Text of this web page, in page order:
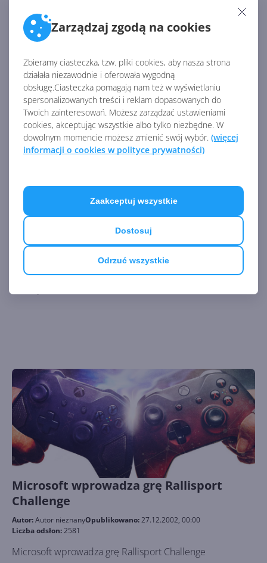
Zarządzaj zgodą na cookies
Zbieramy ciasteczka, tzw. pliki cookies, aby nasza strona
działała niezawodnie i oferowała wygodną
obsługę.Ciasteczka pomagają nam też w wyświetlaniu
spersonalizowanych treści i reklam dopasowanych do
Twoich zainteresowań. Możesz zarządzać ustawieniami
cookies, akceptując wszystkie albo tylko niezbędne. W
dowolnym momencie możesz zmienić swój wybór. (więcej
informacji o cookies w polityce prywatności)
Odrzuć wszystkie
Dostosuj
Zaakceptuj wszystkie
Liczba odsłon:
Halo na PC gotowe!
UK Top 20
Opublikowano:6.08.2003, 00:00
Liczba odsłon:
Microsoft wprowadza grę Rallisport
Challenge
Autor:Autor nieznanyOpublikowano:27.12.2002, 00:00
Liczba odsłon:2581
Microsoft wprowadza grę Rallisport Challenge